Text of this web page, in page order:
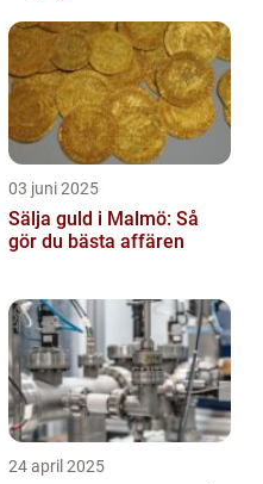
03 juni 2025
Sälja guld i Malmö: Så
gör du bästa affären
24 april 2025